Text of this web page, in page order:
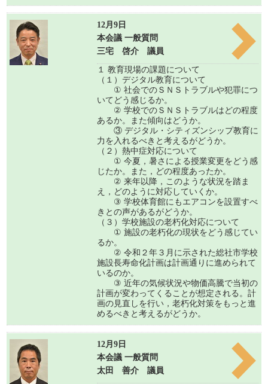
12月9日
本会議 一般質問
三宅 啓介 議員
１ 教育現場の課題について
（１）デジタル教育について
① 社会でのＳＮＳトラブルや犯罪につ
いてどう感じるか。
② 学校でのＳＮＳトラブルはどの程度
あるか。また傾向はどうか。
③ デジタル・シティズンシップ教育に
力を入れるべきと考えるがどうか。
（２）熱中症対応について
① 今夏，暑さによる授業変更をどう感
じたか。また，どの程度あったか。
② 来年以降，このような状況を踏ま
え，どのように対応していくか。
③ 学校体育館にもエアコンを設置すべ
きとの声があるがどうか。
（３）学校施設の老朽化対応について
① 施設の老朽化の現状をどう感じてい
るか。
② 令和２年３月に示された総社市学校
施設長寿命化計画は計画通りに進められて
いるのか。
③ 近年の気候状況や物価高騰で当初の
計画が変わってくることが想定される。計
画の見直しを行い，老朽化対策をもっと進
めるべきと考えるがどうか。
12月9日
本会議 一般質問
太田 善介 議員